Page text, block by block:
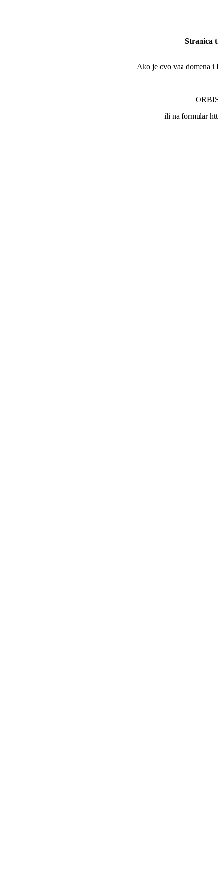
Stranica
Ako je ovo vaa domena i
ili na formular